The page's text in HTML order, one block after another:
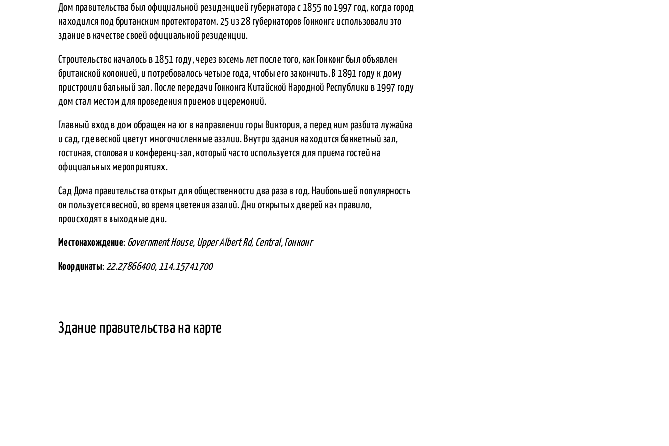
Дом правительства был официальной резиденцией губернатора с 1855 по 1997 год, когда город
находился под британским протекторатом. 25 из 28 губернаторов Гонконга использовали это
здание в качестве своей официальной резиденции.
Строительство началось в 1851 году, через восемь лет после того, как Гонконг был объявлен
британской колонией, и потребовалось четыре года, чтобы его закончить. В 1891 году к дому
пристроили бальный зал. После передачи Гонконга Китайской Народной Республики в 1997 году
дом стал местом для проведения приемов и церемоний.
Главный вход в дом обращен на юг в направлении горы Виктория, а перед ним разбита лужайка
и сад, где весной цветут многочисленные азалии. Внутри здания находится банкетный зал,
гостиная, столовая и конференц-зал, который часто используется для приема гостей на
официальных мероприятиях.
Сад Дома правительства открыт для общественности два раза в год. Наибольшей популярность
он пользуется весной, во время цветения азалий. Дни открытых дверей как правило,
происходят в выходные дни.
Местонахождение: Government House, Upper Albert Rd, Central, Гонконг
Координаты: 22.27866400, 114.15741700
Здание правительства на карте